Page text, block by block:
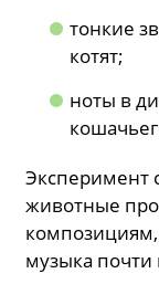
тонкие
котят;
ноты в
Эксперимент
животные
композициям,
музыка